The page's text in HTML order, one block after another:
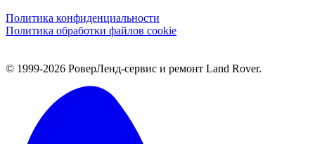
Политика конфиденциальности
Политика обработки файлов cookie
© 1999-2026 РоверЛенд-сервис и ремонт Land Rover.